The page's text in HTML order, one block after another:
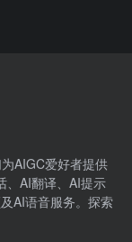
AIGC爱好者提供
、AI翻译、AI提示
AI语音服务。探索